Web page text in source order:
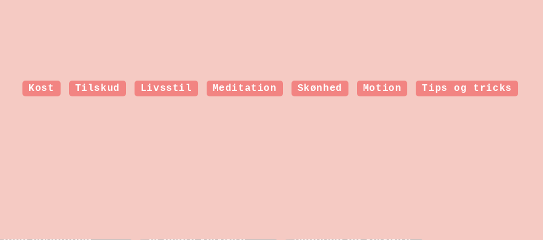
Kost Tilskud Livsstil Meditation Skønhed Motion Tips og tricks
med ensomhed
et bedre velvære
skønhed og velvære